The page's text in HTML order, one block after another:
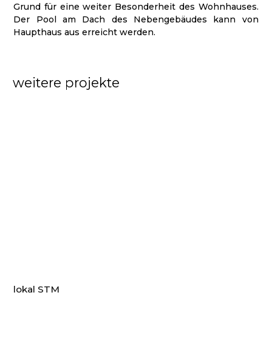
Grund für eine weiter Besonderheit des Wohnhauses.
Der Pool am Dach des Nebengebäudes kann von
Haupthaus aus erreicht werden.
weitere projekte
lokal STM